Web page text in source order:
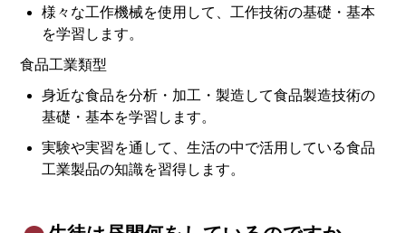
様々な工作機械を使用して、工作技術の基礎・基本
を学習します。
食品工業類型
身近な食品を分析・加工・製造して食品製造技術の
基礎・基本を学習します。
実験や実習を通して、生活の中で活用している食品
工業製品の知識を習得します。